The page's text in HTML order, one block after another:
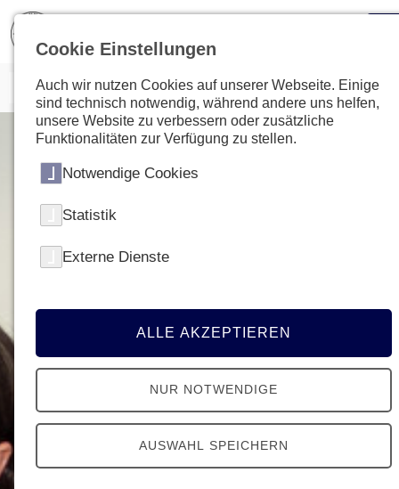
Cookie Einstellungen
Auch wir nutzen Cookies auf unserer Webseite. Einige
sind technisch notwendig, während andere uns helfen,
unsere Website zu verbessern oder zusätzliche
Funktionalitäten zur Verfügung zu stellen.
Notwendige Cookies
Statistik
Externe Dienste
ALLE AKZEPTIEREN
NUR NOTWENDIGE
AUSWAHL SPEICHERN